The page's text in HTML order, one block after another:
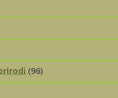
(96)